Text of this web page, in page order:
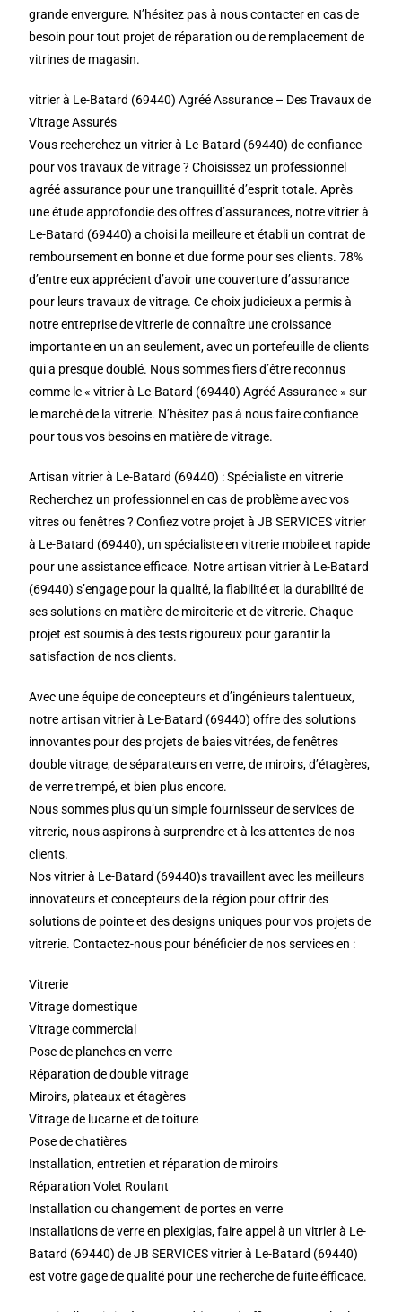
grande envergure. N’hésitez pas à nous contacter en cas de
besoin pour tout projet de réparation ou de remplacement de
vitrines de magasin.
vitrier à Le-Batard (69440) Agréé Assurance – Des Travaux de
Vitrage Assurés
Vous recherchez un vitrier à Le-Batard (69440) de confiance
pour vos travaux de vitrage ? Choisissez un professionnel
agréé assurance pour une tranquillité d’esprit totale. Après
une étude approfondie des offres d’assurances, notre vitrier à
Le-Batard (69440) a choisi la meilleure et établi un contrat de
remboursement en bonne et due forme pour ses clients. 78%
d’entre eux apprécient d’avoir une couverture d’assurance
pour leurs travaux de vitrage. Ce choix judicieux a permis à
notre entreprise de vitrerie de connaître une croissance
importante en un an seulement, avec un portefeuille de clients
qui a presque doublé. Nous sommes fiers d’être reconnus
comme le « vitrier à Le-Batard (69440) Agréé Assurance » sur
le marché de la vitrerie. N’hésitez pas à nous faire confiance
pour tous vos besoins en matière de vitrage.
Artisan vitrier à Le-Batard (69440) : Spécialiste en vitrerie
Recherchez un professionnel en cas de problème avec vos
vitres ou fenêtres ? Confiez votre projet à JB SERVICES vitrier
à Le-Batard (69440), un spécialiste en vitrerie mobile et rapide
pour une assistance efficace. Notre artisan vitrier à Le-Batard
(69440) s’engage pour la qualité, la fiabilité et la durabilité de
ses solutions en matière de miroiterie et de vitrerie. Chaque
projet est soumis à des tests rigoureux pour garantir la
satisfaction de nos clients.
Avec une équipe de concepteurs et d’ingénieurs talentueux,
notre artisan vitrier à Le-Batard (69440) offre des solutions
innovantes pour des projets de baies vitrées, de fenêtres
double vitrage, de séparateurs en verre, de miroirs, d’étagères,
de verre trempé, et bien plus encore.
Nous sommes plus qu’un simple fournisseur de services de
vitrerie, nous aspirons à surprendre et à les attentes de nos
clients.
Nos vitrier à Le-Batard (69440)s travaillent avec les meilleurs
innovateurs et concepteurs de la région pour offrir des
solutions de pointe et des designs uniques pour vos projets de
vitrerie. Contactez-nous pour bénéficier de nos services en :
Vitrerie
Vitrage domestique
Vitrage commercial
Pose de planches en verre
Réparation de double vitrage
Miroirs, plateaux et étagères
Vitrage de lucarne et de toiture
Pose de chatières
Installation, entretien et réparation de miroirs
Réparation Volet Roulant
Installation ou changement de portes en verre
Installations de verre en plexiglas, faire appel à un vitrier à Le-
Batard (69440) de JB SERVICES vitrier à Le-Batard (69440)
est votre gage de qualité pour une recherche de fuite éfficace.